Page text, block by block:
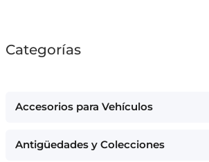
Categorías
Accesorios para Vehículos
Antigüedades y Colecciones